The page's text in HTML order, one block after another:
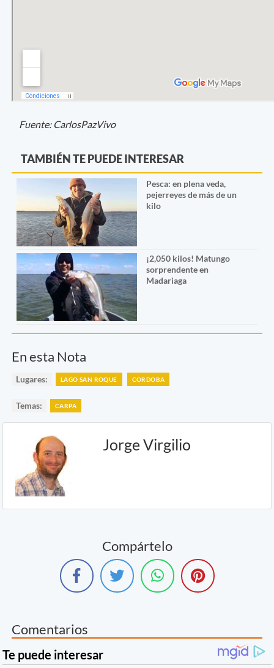
Fuente: CarlosPazVivo
TAMBIÉN TE PUEDE INTERESAR
Pesca: en plena veda,
pejerreyes de más de un
kilo
¡2,050 kilos! Matungo
sorprendente en
Madariaga
En esta Nota
Lugares: LAGO SAN ROQUE CORDOBA
Temas: CARPA
Jorge Virgilio
Compártelo
Comentarios